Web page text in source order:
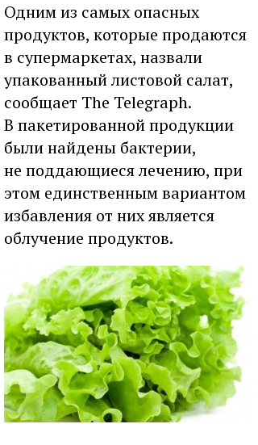
Одним из самых опасных
продуктов, которые продаются
в супермаркетах, назвали
упакованный листовой салат,
сообщает The Telegraph.
В пакетированной продукции
были найдены бактерии,
не поддающиеся лечению, при
этом единственным вариантом
избавления от них является
облучение продуктов.